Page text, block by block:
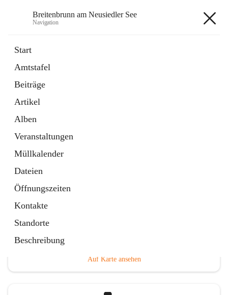
Breitenbrunn am Neusiedler See
Navigation
Start
Amtstafel
Beiträge
Artikel
Alben
Veranstaltungen
Müllkalender
Dateien
Öffnungszeiten
Kontakte
Standorte
Beschreibung
18 Schnellzugriffe
Gemeindeservice
Auf Karte ansehen